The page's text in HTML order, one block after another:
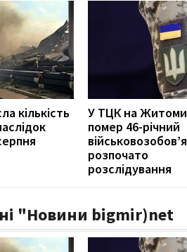
кількість
У ТЦК на
помер 46-річний
розпочато
розслідування
"Новини bigmir)net